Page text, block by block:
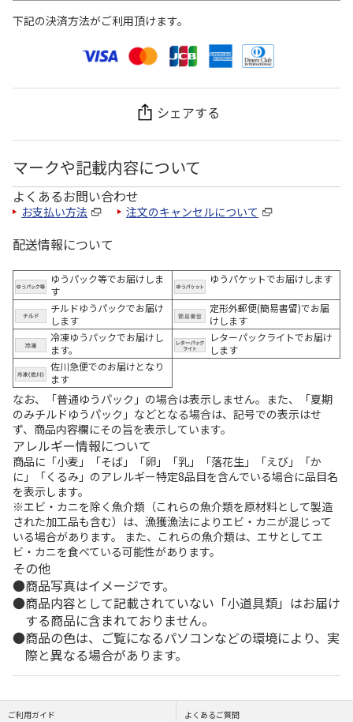
下記の決済方法がご利用頂けます。
シェアする
マークや記載内容について
よくあるお問い合わせ
お支払い方法 注文のキャンセルについて
配送情報について
ゆうパック等でお届けしま
す
ゆうパケットでお届けします
チルドゆうパックでお届け
します
定形外郵便(簡易書留)でお届
けします
冷凍ゆうパックでお届けし
ます。
レターパックライトでお届け
します
佐川急便でのお届けとなり
ます
なお、「普通ゆうパック」の場合は表示しません。また、「夏期
のみチルドゆうパック」などとなる場合は、記号での表示はせ
ず、商品内容欄にその旨を表示しています。
アレルギー情報について
商品に「小麦」「そば」「卵」「乳」「落花生」「えび」「か
に」「くるみ」のアレルギー特定8品目を含んでいる場合に品目名
を表示します。
※エビ・カニを除く魚介類（これらの魚介類を原材料として製造
された加工品も含む）は、漁獲漁法によりエビ・カニが混じって
いる場合があります。 また、これらの魚介類は、エサとしてエ
ビ・カニを食べている可能性があります。
その他
商品写真はイメージです。
商品内容として記載されていない「小道具類」はお届け
する商品に含まれておりません。
商品の色は、ご覧になるパソコンなどの環境により、実
際と異なる場合があります。
ご利用ガイド よくあるご質問